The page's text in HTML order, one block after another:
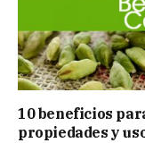
10 beneficios
propiedades y